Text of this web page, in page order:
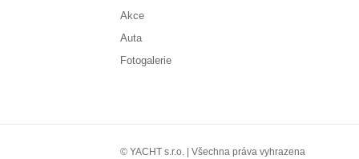
Akce
Auta
Fotogalerie
© YACHT s.r.o. | Všechna práva vyhrazena